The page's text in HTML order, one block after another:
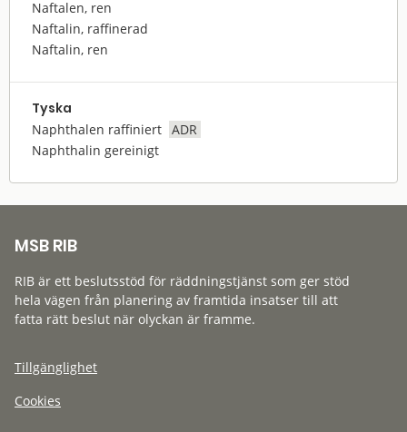
Naftalen, ren
Naftalin, raffinerad
Naftalin, ren
Tyska
Naphthalen raffiniert ADR
Naphthalin gereinigt
MSB RIB
RIB är ett beslutsstöd för räddningstjänst som ger stöd
hela vägen från planering av framtida insatser till att
fatta rätt beslut när olyckan är framme.
Tillgänglighet
Cookies